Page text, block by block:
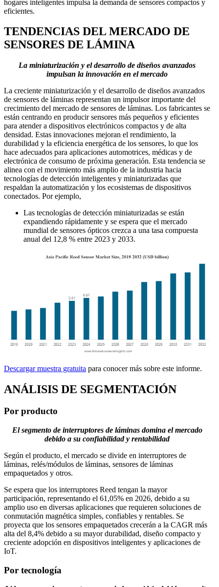
hogares inteligentes impulsa la demanda de sensores compactos y
eficientes.
TENDENCIAS DEL MERCADO DE
SENSORES DE LÁMINA
La miniaturización y el desarrollo de diseños avanzados
impulsan la innovación en el mercado
La creciente miniaturización y el desarrollo de diseños avanzados
de sensores de láminas representan un impulsor importante del
crecimiento del mercado de sensores de láminas. Los fabricantes se
están centrando en producir sensores más pequeños y eficientes
para atender a dispositivos electrónicos compactos y de alta
densidad. Estas innovaciones mejoran el rendimiento, la
durabilidad y la eficiencia energética de los sensores, lo que los
hace adecuados para aplicaciones automotrices, médicas y de
electrónica de consumo de próxima generación. Esta tendencia se
alinea con el movimiento más amplio de la industria hacia
tecnologías de detección inteligentes y miniaturizadas que
respaldan la automatización y los ecosistemas de dispositivos
conectados. Por ejemplo,
Las tecnologías de detección miniaturizadas se están
expandiendo rápidamente y se espera que el mercado
mundial de sensores ópticos crezca a una tasa compuesta
anual del 12,8 % entre 2023 y 2033.
Descargar muestra gratuita para conocer más sobre este informe.
ANÁLISIS DE SEGMENTACIÓN
Por producto
El segmento de interruptores de láminas domina el mercado
debido a su confiabilidad y rentabilidad
Según el producto, el mercado se divide en interruptores de
láminas, relés/módulos de láminas, sensores de láminas
empaquetados y otros.
Se espera que los interruptores Reed tengan la mayor
participación, representando el 61,05% en 2026, debido a su
amplio uso en diversas aplicaciones que requieren soluciones de
conmutación magnética simples, confiables y rentables. Se
proyecta que los sensores empaquetados crecerán a la CAGR más
alta del 8,4% debido a su mayor durabilidad, diseño compacto y
creciente adopción en dispositivos inteligentes y aplicaciones de
IoT.
Por tecnología